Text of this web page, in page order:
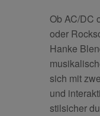
Ob AC/DC
oder
Hanke
sich mit
und
stilsicher